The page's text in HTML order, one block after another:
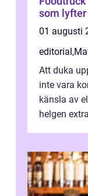
som
01 augusti
editorial,
Att duka
inte vara
känsla av
helgen